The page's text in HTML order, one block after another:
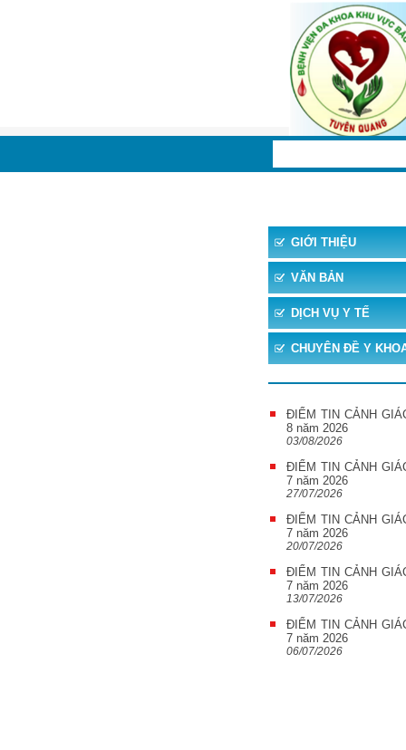
GIỚI THIỆU
VĂN BẢN
DỊCH VỤ Y TẾ
CHUYÊN ĐỀ Y
ĐIỂM TIN CẢNH
8 năm 2026
03/08/2026
ĐIỂM TIN CẢNH
7 năm 2026
27/07/2026
ĐIỂM TIN CẢNH
7 năm 2026
20/07/2026
ĐIỂM TIN CẢNH
7 năm 2026
13/07/2026
ĐIỂM TIN CẢNH
7 năm 2026
06/07/2026